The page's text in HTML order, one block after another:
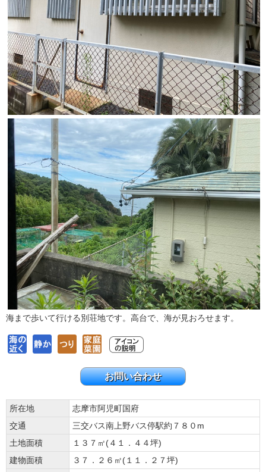
海まで歩いて行ける別荘地です。高台で、海が見おろせます。
お問い合わせ
所在地
志摩市阿児町国府
交通
三交バス南上野バス停駅約７８０m
土地面積
１３７㎡(４１．４４坪)
建物面積
３７．２６㎡(１１．２７坪)